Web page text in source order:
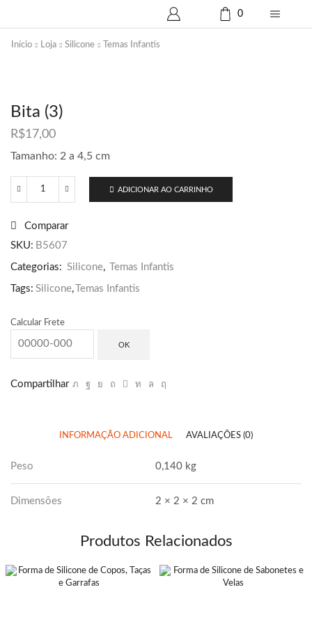
0
Início Loja Silicone Temas Infantis
Bita (3)
R$17,00
Tamanho: 2 a 4,5 cm
Bita
ADICIONAR AO CARRINHO
Comparar
SKU: B5607
Categorias: Silicone, Temas Infantis
Tags: Silicone, Temas Infantis
Calcular Frete
OK
Compartilhar
INFORMAÇÃO ADICIONAL AVALIAÇÕES (0)
Peso 0,140 kg
Dimensões 2 × 2 × 2 cm
Produtos Relacionados